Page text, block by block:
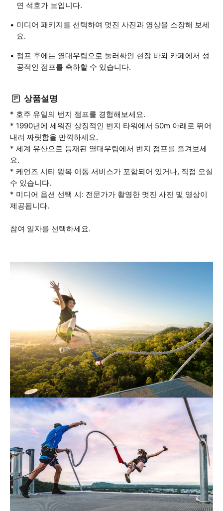
연 석호가 보입니다.
미디어 패키지를 선택하여 멋진 사진과 영상을 소장해 보세
요.
점프 후에는 열대우림으로 둘러싸인 현장 바와 카페에서 성
공적인 점프를 축하할 수 있습니다.
상품설명
* 호주 유일의 번지 점프를 경험해보세요.
* 1990년에 세워진 상징적인 번지 타워에서 50m 아래로 뛰어
내려 짜릿함을 만끽하세요.
* 세계 유산으로 등재된 열대우림에서 번지 점프를 즐겨보세
요.
* 케언즈 시티 왕복 이동 서비스가 포함되어 있거나, 직접 오실
수 있습니다.
* 미디어 옵션 선택 시: 전문가가 촬영한 멋진 사진 및 영상이
제공됩니다.
참여 일자를 선택하세요.